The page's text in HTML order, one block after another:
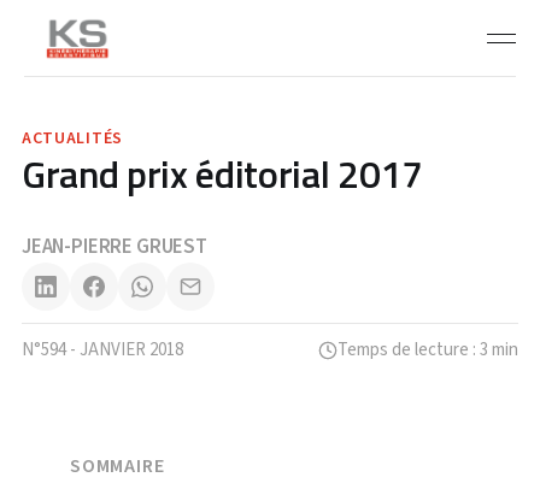
ACTUALITÉS
Grand prix éditorial 2017
JEAN-PIERRE GRUEST
N°594 - JANVIER 2018 Temps de lecture : 3 min
SOMMAIRE